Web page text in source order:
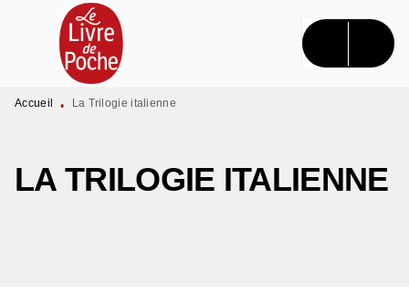
MENU RECHERCHE CONTENU
PIED DE PAGE
Accueil • La Trilogie italienne
LA TRILOGIE ITALIENNE